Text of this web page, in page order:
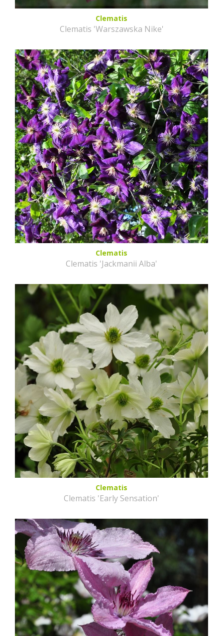
Clematis
Clematis 'Warszawska Nike'
Clematis
Clematis 'Jackmanii Alba'
Clematis
Clematis 'Early Sensation'